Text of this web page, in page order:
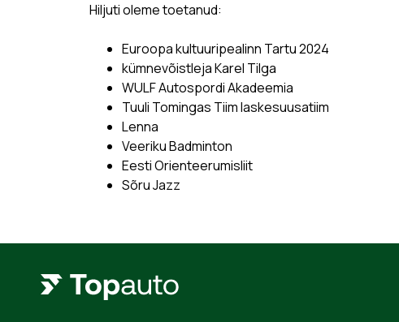
Hiljuti oleme toetanud:
Euroopa kultuuripealinn Tartu 2024
kümnevõistleja Karel Tilga
WULF Autospordi Akadeemia
Tuuli Tomingas Tiim laskesuusatiim
Lenna
Veeriku Badminton
Eesti Orienteerumisliit
Sõru Jazz